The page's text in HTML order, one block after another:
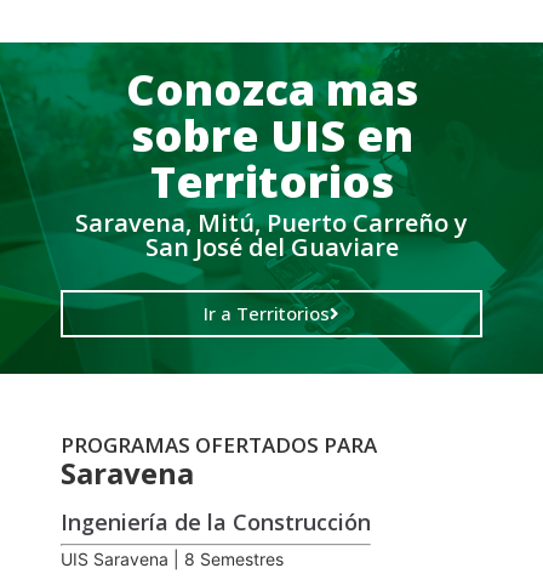
Conozca mas
sobre UIS en
Territorios
Saravena, Mitú, Puerto Carreño y
San José del Guaviare
Ir a Territorios
PROGRAMAS OFERTADOS PARA
Saravena
Ingeniería de la Construcción
UIS Saravena | 8 Semestres